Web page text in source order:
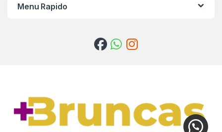
Menu Rapido